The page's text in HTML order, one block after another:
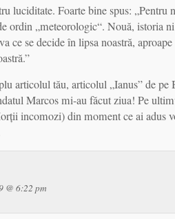
luciditate. Foarte bine spus: „Pentru
ordin „meteorologic“. Nouă, istoria
ce se decide în lipsa noastră,
articolul tău, articolul „Ianus” de pe
Marcos mi-au făcut ziua! Pe
incomozi) din moment ce ai adus
@ 6:22 pm